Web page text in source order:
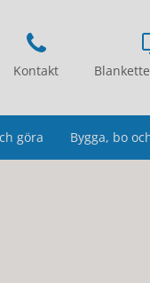
Kontakt
göra Bygga, bo